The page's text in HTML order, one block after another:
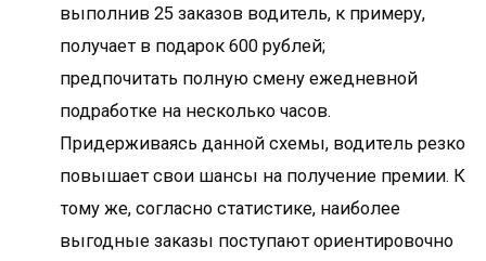
выполнив 25 заказов водитель, к примеру,
получает в подарок 600 рублей;
предпочитать полную смену ежедневной
подработке на несколько часов.
Придерживаясь данной схемы, водитель резко
повышает свои шансы на получение премии. К
тому же, согласно статистике, наиболее
выгодные заказы поступают ориентировочно